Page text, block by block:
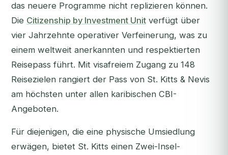
das neuere Programme nicht replizieren können.
Die Citizenship by Investment Unit verfügt über
vier Jahrzehnte operativer Verfeinerung, was zu
einem weltweit anerkannten und respektierten
Reisepass führt. Mit visafreiem Zugang zu 148
Reisezielen rangiert der Pass von St. Kitts & Nevis
am höchsten unter allen karibischen CBI-
Angeboten.
Für diejenigen, die eine physische Umsiedlung
erwägen, bietet St. Kitts einen Zwei-Insel-